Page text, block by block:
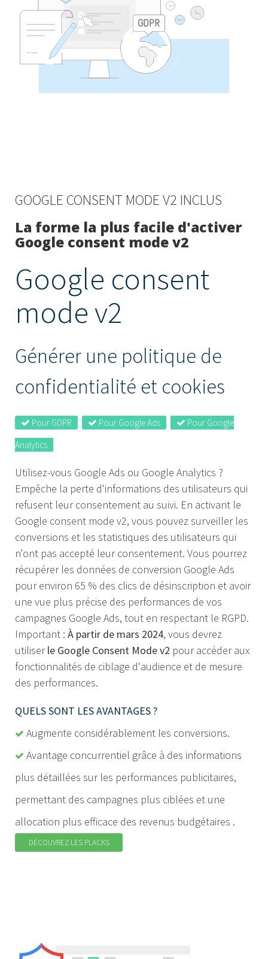
GOOGLE CONSENT MODE V2 INCLUS
La forme la plus facile d'activer
Google consent mode v2
Google consent
mode v2
Générer une politique de
confidentialité et cookies
Pour GDPR Pour Google Ads
Pour Google
Analytics
Utilisez-vous Google Ads ou Google Analytics ?
Empêche la perte d'informations des utilisateurs qui
refusent leur consentement au suivi. En activant le
Google consent mode v2, vous pouvez surveiller les
conversions et les statistiques des utilisateurs qui
n'ont pas accepté leur consentement. Vous pourrez
récupérer les données de conversion Google Ads
pour environ 65 % des clics de désinscription et avoir
une vue plus précise des performances de vos
campagnes Google Ads, tout en respectant le RGPD.
Important : À partir de mars 2024, vous devrez
utiliserle Google Consent Mode v2 pour accéder aux
fonctionnalités de ciblage d'audience et de mesure
des performances.
QUELS SONT LES AVANTAGES ?
Augmente considérablement les conversions.
Avantage concurrentiel grâce à des informations
plus détaillées sur les performances publicitaires,
permettant des campagnes plus ciblées et une
allocation plus efficace des revenus budgétaires .
DÉCOUVREZ LES PLACKS